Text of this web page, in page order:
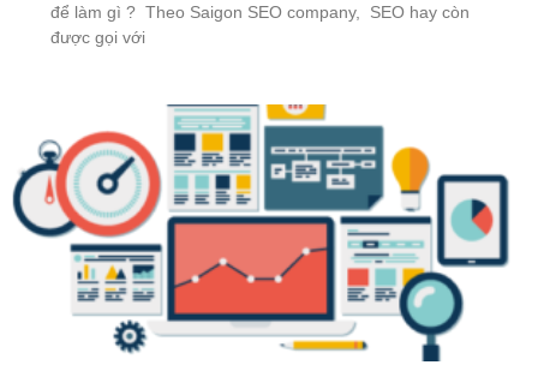
để làm gì ? Theo Saigon SEO company, SEO hay còn
được gọi với